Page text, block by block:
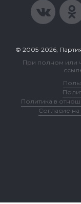
© 2005-2026,
При полном или
Политика в
Согласие